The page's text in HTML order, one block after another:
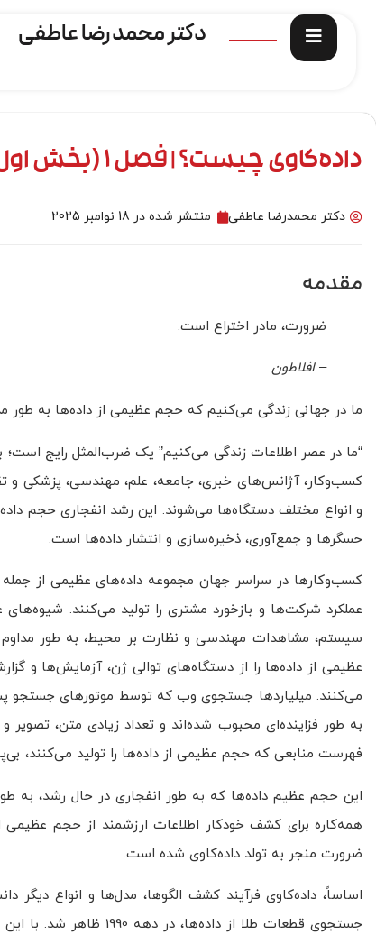
دکتر محمدرضا عاطفی
داده‌کاوی چیست؟ | فصل 1 (بخش اول)
دکتر محمدرضا عاطفی منتشر شده در 18 نوامبر 2025
مقدمه
ضرورت، مادر اختراع است.
– افلاطون
ما در جهانی زندگی می‌کنیم که حجم عظیمی از داده‌ها به طور
“ما در عصر اطلاعات زندگی می‌کنیم” یک ضرب‌المثل رایج است؛
و انواع مختلف دستگاه‌ها می‌شوند. این رشد انفجاری حجم
حسگرها و جمع‌آوری، ذخیره‌سازی و انتشار داده‌ها است.
کسب‌وکارها در سراسر جهان مجموعه داده‌های عظیمی از
عملکرد شرکت‌ها و بازخورد مشتری را تولید می‌کنند.
سیستم، مشاهدات مهندسی و نظارت بر محیط، به طور
عظیمی از داده‌ها را از دستگاه‌های توالی ژن، آزمایش‌ها و
می‌کنند. میلیاردها جستجوی وب که توسط موتورهای جستجو
به طور فزاینده‌ای محبوب شده‌اند و تعداد زیادی متن،
فهرست منابعی که حجم عظیمی از داده‌ها را تولید می‌کنند،
این حجم عظیم داده‌ها که به طور انفجاری در حال رشد، به
همه‌کاره برای کشف خودکار اطلاعات ارزشمند از حجم
ضرورت منجر به تولد داده‌کاوی شده است.
اساساً، داده‌کاوی فرآیند کشف الگوها، مدل‌ها و انواع
جستجوی قطعات طلا از